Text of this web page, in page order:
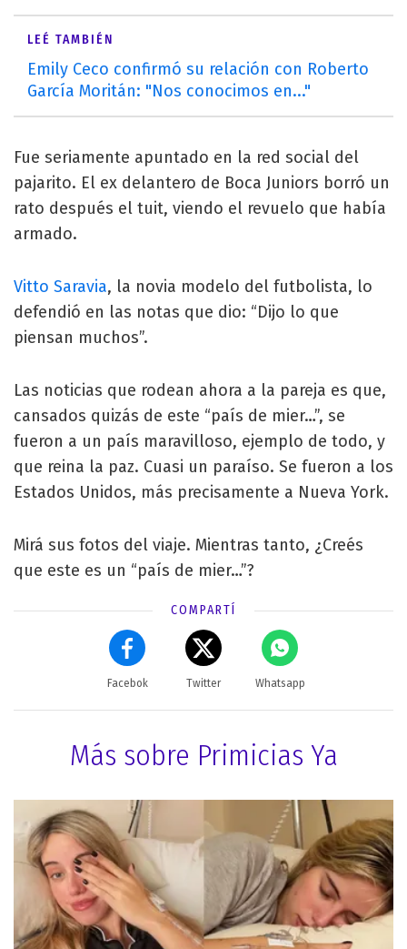
LEÉ TAMBIÉN
Emily Ceco confirmó su relación con Roberto
García Moritán: "Nos conocimos en..."
Fue seriamente apuntado en la red social del
pajarito. El ex delantero de Boca Juniors borró un
rato después el tuit, viendo el revuelo que había
armado.
Vitto Saravia, la novia modelo del futbolista, lo
defendió en las notas que dio: “Dijo lo que
piensan muchos”.
Las noticias que rodean ahora a la pareja es que,
cansados quizás de este “país de mier…”, se
fueron a un país maravilloso, ejemplo de todo, y
que reina la paz. Cuasi un paraíso. Se fueron a los
Estados Unidos, más precisamente a Nueva York.
Mirá sus fotos del viaje. Mientras tanto, ¿Creés
que este es un “país de mier…”?
COMPARTÍ
Facebok Twitter Whatsapp
Más sobre Primicias Ya